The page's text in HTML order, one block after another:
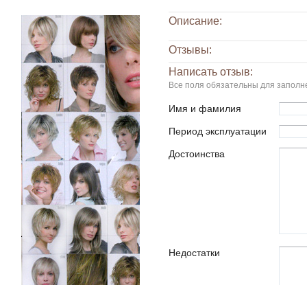
Описание:
Отзывы:
Написать отзыв:
Все поля обязательны для
Имя и фамилия
Период эксплуатации
Достоинства
Недостатки